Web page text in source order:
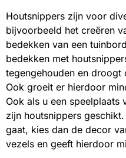
Houtsnippers zijn voor
bijvoorbeeld het creëren
bedekken van een
bedekken met
tegengehouden en droogt
Ook groeit er hierdoor
Ook als u een
zijn houtsnippers
gaat, kies dan de decor
vezels en geeft hierdoor